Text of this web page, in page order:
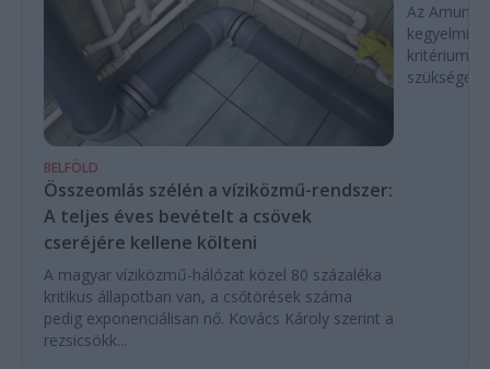
BELFÖLD
Összeomlás szélén a víziközmű-rendszer:
A teljes éves bevételt a csövek
cseréjére kellene költeni
A magyar víziközmű-hálózat közel 80 százaléka
kritikus állapotban van, a csőtörések száma
pedig exponenciálisan nő. Kovács Károly szerint a
rezsicsökk...
Az Amundi
kegyelmi